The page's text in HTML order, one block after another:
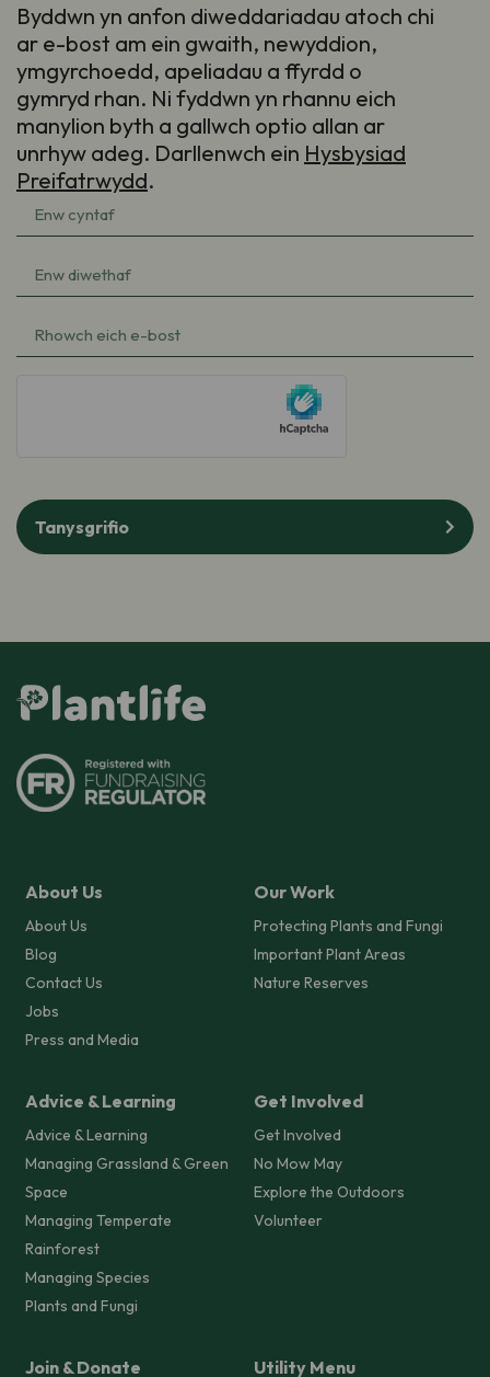
Byddwn yn anfon diweddariadau atoch chi
ar e-bost am ein gwaith, newyddion,
ymgyrchoedd, apeliadau a ffyrdd o
gymryd rhan. Ni fyddwn yn rhannu eich
manylion byth a gallwch optio allan ar
unrhyw adeg. Darllenwch ein Hysbysiad
Preifatrwydd.
Enw
cyntaf
(Required)
Enw
diwethaf
(Required)
e-
bost
Tanysgrifio
About Us
About Us
Blog
Contact Us
Jobs
Press and Media
Our Work
Protecting Plants and Fungi
Important Plant Areas
Nature Reserves
Advice & Learning
Advice & Learning
Managing Grassland & Green
Space
Managing Temperate
Rainforest
Managing Species
Plants and Fungi
Get Involved
Get Involved
No Mow May
Explore the Outdoors
Volunteer
Join & Donate Utility Menu